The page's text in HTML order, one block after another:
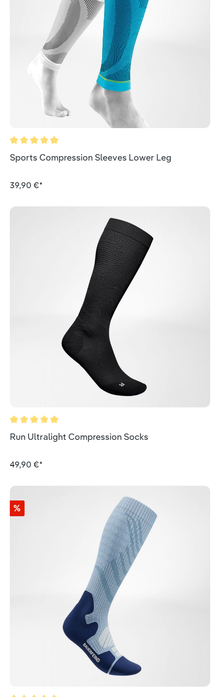
Durchschnittliche Bewertung von 4.9 von 5 Sternen
Sports Compression Sleeves Lower Leg
39,90 €*
Durchschnittliche Bewertung von 5 von 5 Sternen
Run Ultralight Compression Socks
49,90 €*
%